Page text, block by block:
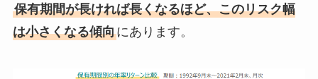
保有期間が長ければ長くなるほど、このリスク幅
は小さくなる傾向にあります。